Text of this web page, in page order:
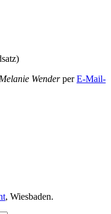
Melanie WenderperE-Mail-
, Wiesbaden.